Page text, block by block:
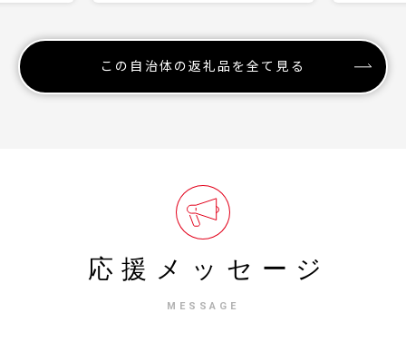
この自治体の返礼品を全て見る
応援メッセージ
MESSAGE